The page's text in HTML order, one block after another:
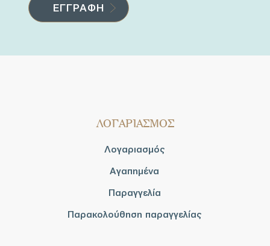
ΛΟΓΑΡΙΑΣΜΟΣ
Λογαριασμός
Αγαπημένα
Παραγγελία
Παρακολούθηση παραγγελίας